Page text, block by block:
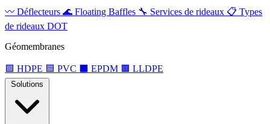
〰️ Déflecteurs 🌊 Floating Baffles 🔧 Services de rideaux 📋 Types
de rideaux DOT
Géomembranes
🟩 HDPE 🟦 PVC EPDM 🟫 LLDPE